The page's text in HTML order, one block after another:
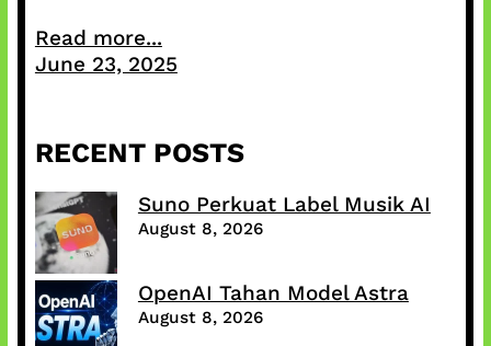
Read more...
June 23, 2025
RECENT POSTS
Suno Perkuat Label Musik AI
August 8, 2026
OpenAI Tahan Model Astra
August 8, 2026